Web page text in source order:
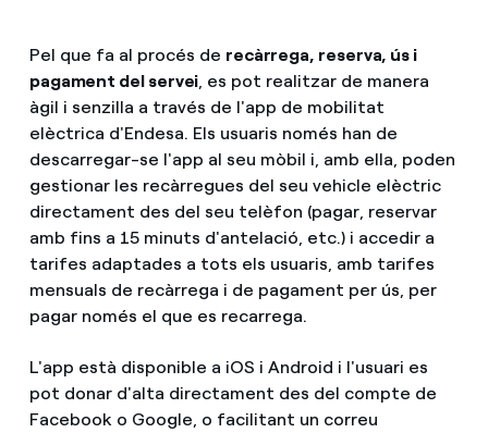
Pel que fa al procés de recàrrega, reserva, ús i
pagament del servei , es pot realitzar de manera
àgil i senzilla a través de l'app de mobilitat
elèctrica d'Endesa. Els usuaris només han de
descarregar-se l'app al seu mòbil i, amb ella, poden
gestionar les recàrregues del seu vehicle elèctric
directament des del seu telèfon (pagar, reservar
amb fins a 15 minuts d'antelació, etc.) i accedir a
tarifes adaptades a tots els usuaris, amb tarifes
mensuals de recàrrega i de pagament per ús, per
pagar només el que es recarrega.
L'app està disponible a iOS i Android i l'usuari es
pot donar d'alta directament des del compte de
Facebook o Google, o facilitant un correu